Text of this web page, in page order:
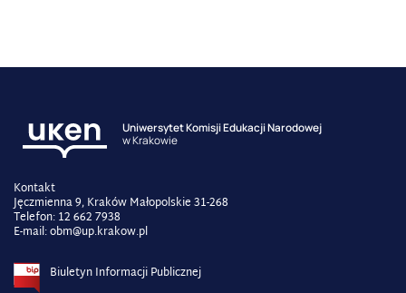
Uniwersytet Komisji Edukacji Narodowej
w Krakowie
Kontakt
Jęczmienna 9, Kraków Małopolskie 31-268
Telefon: 12 662 7938
E-mail: obm@up.krakow.pl
Biuletyn Informacji Publicznej